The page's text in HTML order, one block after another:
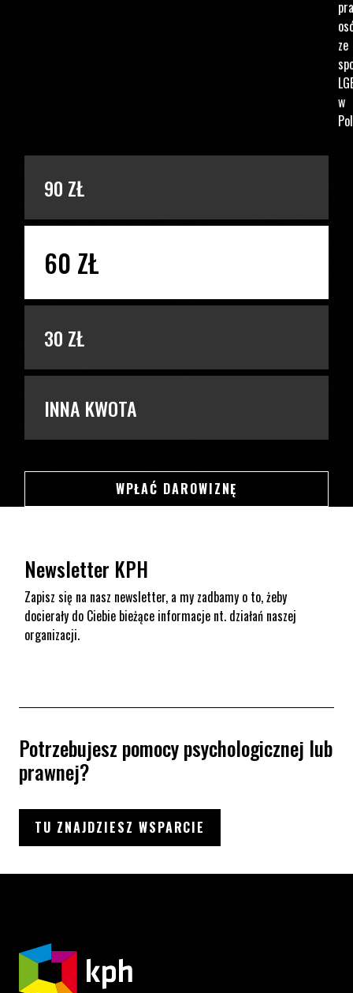
ze
w
90 ZŁ
60 ZŁ
30 ZŁ
INNA KWOTA
PODAJ KWOTĘ
WPŁAĆ DAROWIZNĘ
Newsletter KPH
Zapisz się na nasz newsletter, a my zadbamy o to, żeby
docierały do Ciebie bieżące informacje nt. działań naszej
organizacji.
Potrzebujesz pomocy psychologicznej lub
prawnej?
TU ZNAJDZIESZ WSPARCIE